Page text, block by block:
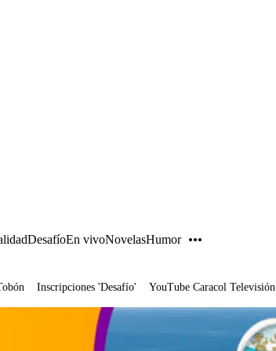
DesafíoEn vivoNovelasHumor
Inscripciones 'Desafío' YouTube Caracol Televisión